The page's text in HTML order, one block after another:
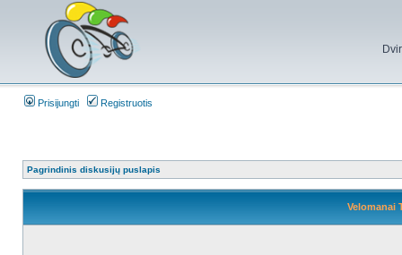
Prisijungti Registruotis
Pagrindinis diskusijų puslapis
Velomanai